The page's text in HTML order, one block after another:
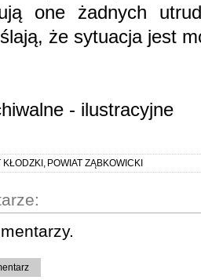
one żadnych
że sytuacja jest
- ilustracyjne
KŁODZKI , POWIAT ZĄBKOWICKI